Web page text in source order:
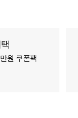
원 쿠폰팩